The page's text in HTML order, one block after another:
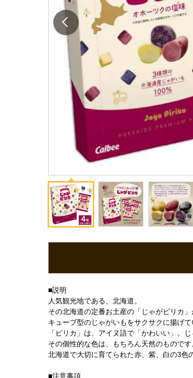
■説明
人気観光地である、北海道。
その北海道の定番お土産の「じゃがピリカ
キューブ型のじゃがいもをサクサクに揚げて
「ピリカ」は、アイヌ語で「かわいい」。
その個性的な色は、もちろん天然のものです
北海道で大切に育てられた赤、紫、白の3色
■注意事項